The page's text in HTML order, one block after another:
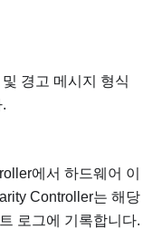
경고 메시지 형식
에서 하드웨어 이
Controller는 해당
로그에 기록합니다.